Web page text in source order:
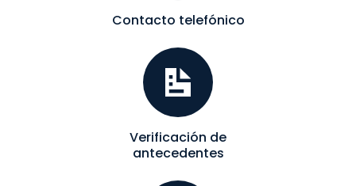
Contacto telefónico
Verificación de
antecedentes